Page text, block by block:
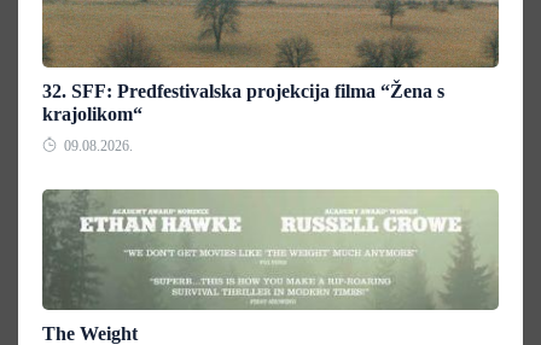
32. SFF: Predfestivalska projekcija filma “Žena s
krajolikom“
09.08.2026.
The Weight